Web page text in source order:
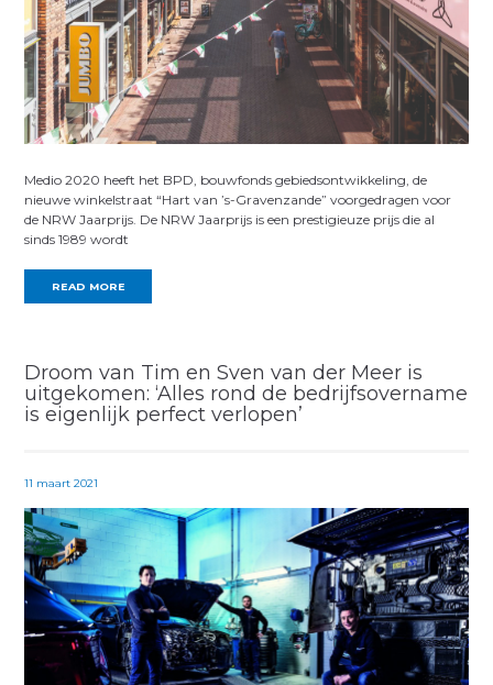
Medio 2020 heeft het BPD, bouwfonds gebiedsontwikkeling, de
nieuwe winkelstraat “Hart van ’s-Gravenzande” voorgedragen voor
de NRW Jaarprijs. De NRW Jaarprijs is een prestigieuze prijs die al
sinds 1989 wordt
READ MORE
Droom van Tim en Sven van der Meer is
uitgekomen: ‘Alles rond de bedrijfsovername
is eigenlijk perfect verlopen’
11 maart 2021